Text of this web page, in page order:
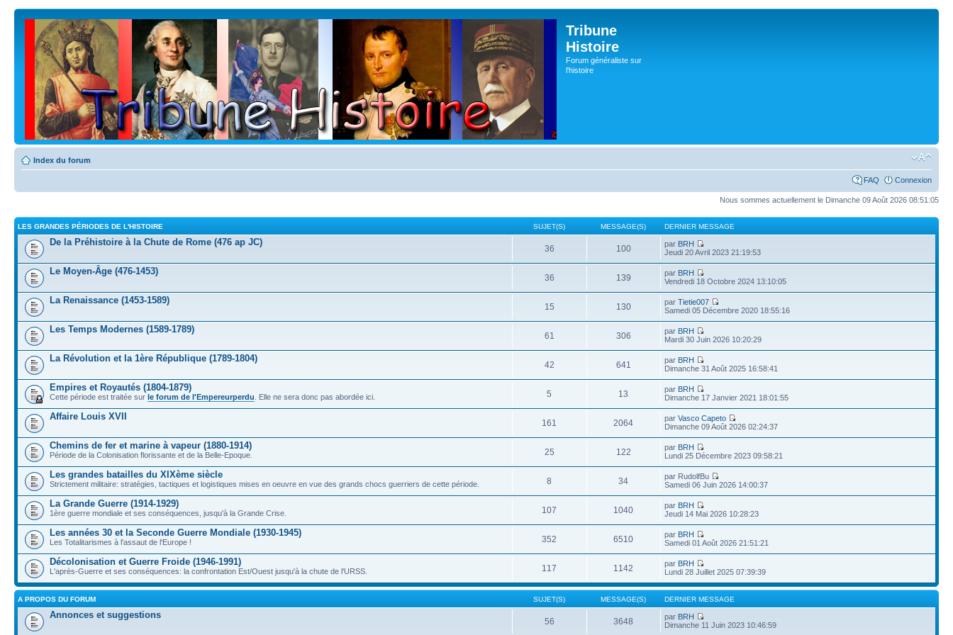
Tribune
Histoire
Forum généraliste sur
l'histoire
Index du forum
FAQ Connexion
Nous sommes actuellement le Dimanche 09 Août 2026 08:51:05
LES GRANDES PÉRIODES DE L'HISTOIRE SUJET(S) MESSAGE(S) DERNIER MESSAGE
De la Préhistoire à la Chute de Rome (476 ap JC)
36 100 par BRH
Jeudi 20 Avril 2023 21:19:53
Le Moyen-Âge (476-1453)
36 139 par BRH
Vendredi 18 Octobre 2024 13:10:05
La Renaissance (1453-1589)
15 130 parTietie007
Samedi 05 Décembre 2020 18:55:16
Les Temps Modernes (1589-1789)
61 306 par BRH
Mardi 30 Juin 2026 10:20:29
La Révolution et la 1ère République (1789-1804)
42 641 par BRH
Dimanche 31 Août 2025 16:58:41
Empires et Royautés (1804-1879)
Cette période est traitée sur le forum de l'Empereurperdu . Elle ne sera donc pas abordée ici. 5 13 par BRH
Dimanche 17 Janvier 2021 18:01:55
Affaire Louis XVII
161 2064 parVasco Capeto
Dimanche 09 Août 2026 02:24:37
Chemins de fer et marine à vapeur (1880-1914)
Période de la Colonisation florissante et de la Belle-Epoque. 25 122 par BRH
Lundi 25 Décembre 2023 09:58:21
Les grandes batailles du XIXème siècle
Strictement militaire: stratégies, tactiques et logistiques mises en oeuvre en vue des grands chocs guerriers de cette période. 8 34
par RudolfBu
Samedi 06 Juin 2026 14:00:37
La Grande Guerre (1914-1929)
1ère guerre mondiale et ses conséquences, jusqu'à la Grande Crise. 107 1040 par BRH
Jeudi 14 Mai 2026 10:28:23
Les années 30 et la Seconde Guerre Mondiale (1930-1945)
Les Totalitarismes à l'assaut de l'Europe ! 352 6510 par BRH
Samedi 01 Août 2026 21:51:21
Décolonisation et Guerre Froide (1946-1991)
L'après-Guerre et ses conséquences: la confrontation Est/Ouest jusqu'à la chute de l'URSS. 117 1142 par BRH
Lundi 28 Juillet 2025 07:39:39
A PROPOS DU FORUM SUJET(S) MESSAGE(S) DERNIER MESSAGE
Annonces et suggestions
56 3648 par BRH
Dimanche 11 Juin 2023 10:46:59